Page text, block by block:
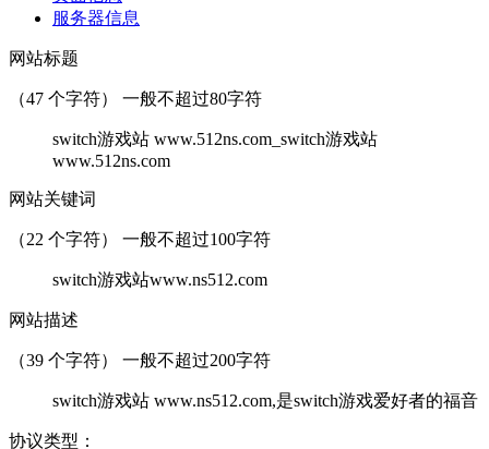
服务器信息
网站标题
（47 个字符） 一般不超过80字符
switch游戏站 www.512ns.com_switch游戏站
www.512ns.com
网站关键词
（22 个字符） 一般不超过100字符
switch游戏站www.ns512.com
网站描述
（39 个字符） 一般不超过200字符
switch游戏站 www.ns512.com,是switch游戏爱好者的福音
协议类型：